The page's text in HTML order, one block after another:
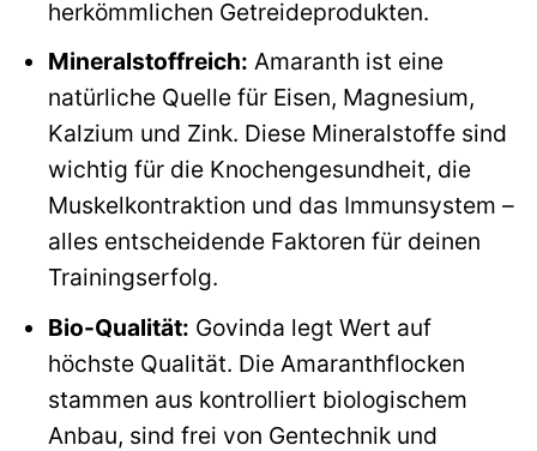
herkömmlichen Getreideprodukten.
Mineralstoffreich: Amaranth ist eine
natürliche Quelle für Eisen, Magnesium,
Kalzium und Zink. Diese Mineralstoffe sind
wichtig für die Knochengesundheit, die
Muskelkontraktion und das Immunsystem –
alles entscheidende Faktoren für deinen
Trainingserfolg.
Bio-Qualität: Govinda legt Wert auf
höchste Qualität. Die Amaranthflocken
stammen aus kontrolliert biologischem
Anbau, sind frei von Gentechnik und